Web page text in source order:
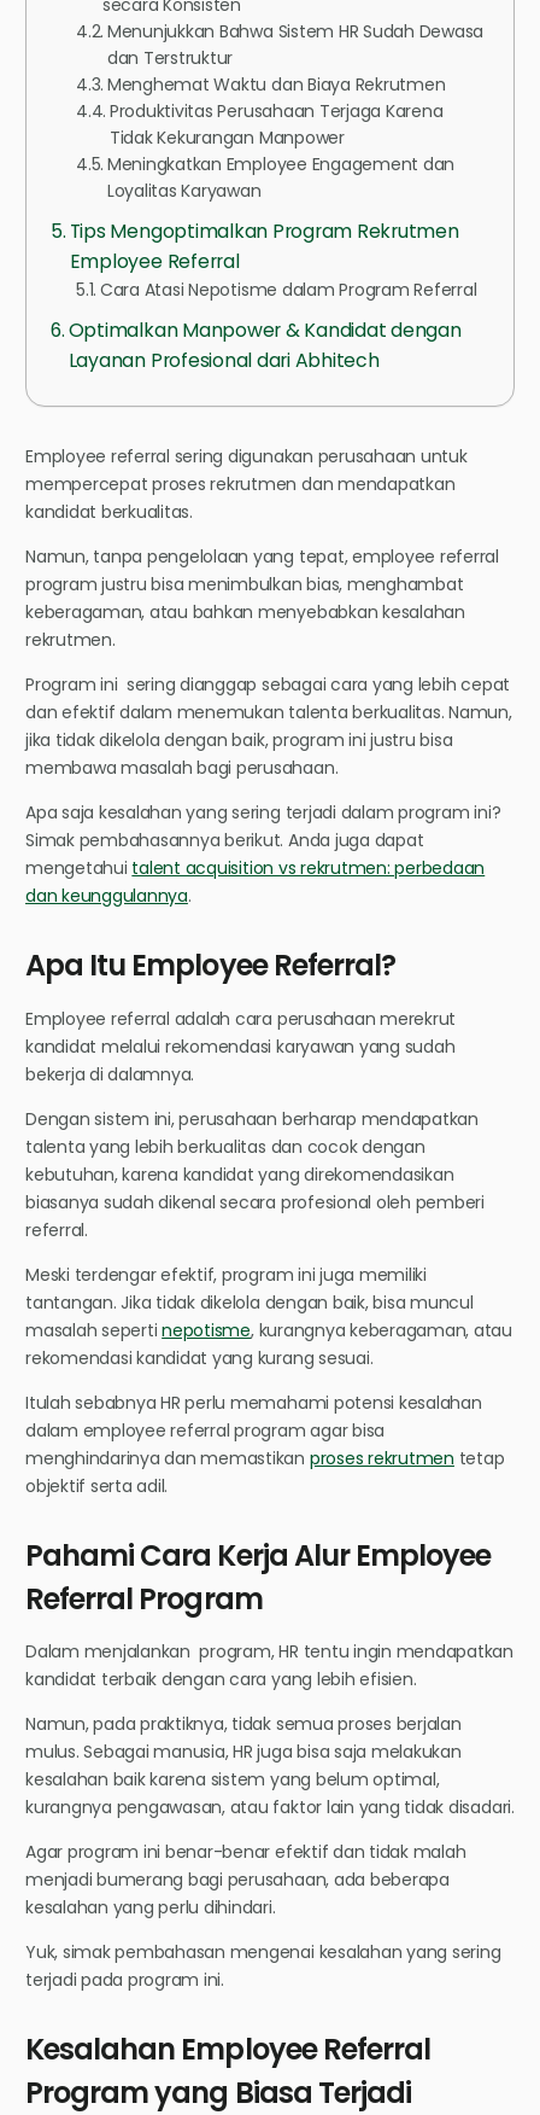
secara Konsisten
Menunjukkan Bahwa Sistem HR Sudah Dewasa
dan Terstruktur
Menghemat Waktu dan Biaya Rekrutmen
Produktivitas Perusahaan Terjaga Karena
Tidak Kekurangan Manpower
Meningkatkan Employee Engagement dan
Loyalitas Karyawan
Tips Mengoptimalkan Program Rekrutmen
Employee Referral
Cara Atasi Nepotisme dalam Program Referral
Optimalkan Manpower & Kandidat dengan
Layanan Profesional dari Abhitech
Employee referral sering digunakan perusahaan untuk
mempercepat proses rekrutmen dan mendapatkan
kandidat berkualitas.
Namun, tanpa pengelolaan yang tepat, employee referral
program justru bisa menimbulkan bias, menghambat
keberagaman, atau bahkan menyebabkan kesalahan
rekrutmen.
Program ini sering dianggap sebagai cara yang lebih cepat
dan efektif dalam menemukan talenta berkualitas. Namun,
jika tidak dikelola dengan baik, program ini justru bisa
membawa masalah bagi perusahaan.
Apa saja kesalahan yang sering terjadi dalam program ini?
Simak pembahasannya berikut. Anda juga dapat
mengetahui talent acquisition vs rekrutmen: perbedaan
dan keunggulannya.
Apa Itu Employee Referral?
Employee referral adalah cara perusahaan merekrut
kandidat melalui rekomendasi karyawan yang sudah
bekerja di dalamnya.
Dengan sistem ini, perusahaan berharap mendapatkan
talenta yang lebih berkualitas dan cocok dengan
kebutuhan, karena kandidat yang direkomendasikan
biasanya sudah dikenal secara profesional oleh pemberi
referral.
Meski terdengar efektif, program ini juga memiliki
tantangan. Jika tidak dikelola dengan baik, bisa muncul
masalah sepertinepotisme, kurangnya keberagaman, atau
rekomendasi kandidat yang kurang sesuai.
Itulah sebabnya HR perlu memahami potensi kesalahan
dalam employee referral program agar bisa
menghindarinya dan memastikan proses rekrutmen tetap
objektif serta adil.
Pahami Cara Kerja Alur Employee
Referral Program
Dalam menjalankan program, HR tentu ingin mendapatkan
kandidat terbaik dengan cara yang lebih efisien.
Namun, pada praktiknya, tidak semua proses berjalan
mulus. Sebagai manusia, HR juga bisa saja melakukan
kesalahan baik karena sistem yang belum optimal,
kurangnya pengawasan, atau faktor lain yang tidak disadari.
Agar program ini benar-benar efektif dan tidak malah
menjadi bumerang bagi perusahaan, ada beberapa
kesalahan yang perlu dihindari.
Yuk, simak pembahasan mengenai kesalahan yang sering
terjadi pada program ini.
Kesalahan Employee Referral
Program yang Biasa Terjadi